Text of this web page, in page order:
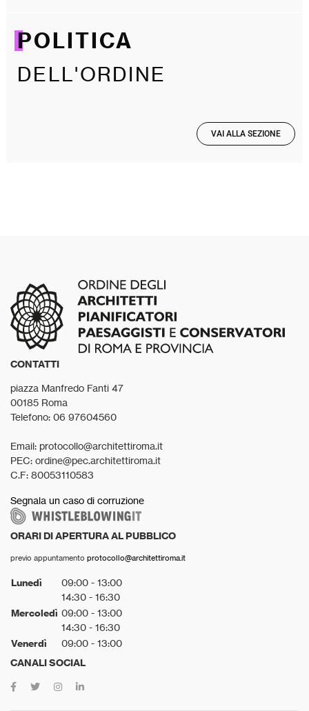
POLITICA
DELL'ORDINE
VAI ALLA SEZIONE
CONTATTI
piazza Manfredo Fanti 47
00185 Roma
Telefono: 06 97604560
Email: protocollo@architettiroma.it
PEC: ordine@pec.architettiroma.it
C.F: 80053110583
Segnala un caso di corruzione
ORARI DI APERTURA AL PUBBLICO
previo appuntamento protocollo@architettiroma.it
Lunedì
09:00 - 13:00
14:30 - 16:30
Mercoledì 09:00 - 13:00
14:30 - 16:30
Venerdì 09:00 - 13:00
CANALI SOCIAL